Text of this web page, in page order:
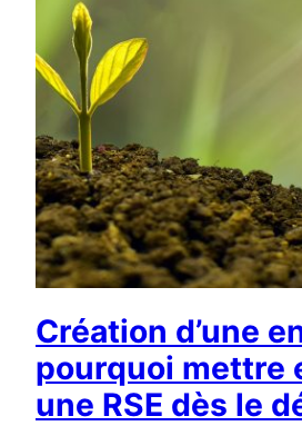
Création d’une
pourquoi mettre
une RSE dès le